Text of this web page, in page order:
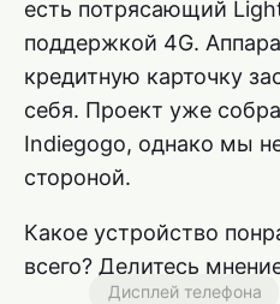
есть потрясающий
поддержкой 4G.
кредитную карточку
себя. Проект уже
Indiegogo, однако мы
стороной.
Какое устройство
всего? Делитесь
Дисплей телефона